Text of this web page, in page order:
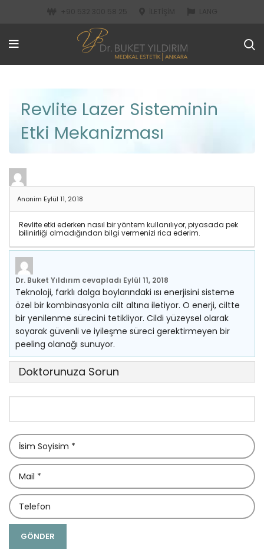
Revlite Lazer Sisteminin
Etki Mekanizması
Anonim Eylül 11, 2018
Revlite etki ederken nasıl bir yöntem kullanılıyor, piyasada pek
bilinirliği olmadığından bilgi vermenizi rica ederim.
Dr. Buket Yıldırım cevapladı Eylül 11, 2018
Teknoloji, farklı dalga boylarındaki ısı enerjisini sisteme
özel bir kombinasyonla cilt altına iletiyor. O enerji, ciltte
bir yenilenme sürecini tetikliyor. Cildi yüzeysel olarak
soyarak güvenli ve iyileşme süreci gerektirmeyen bir
peeling olanağı sunuyor.
Doktorunuza Sorun